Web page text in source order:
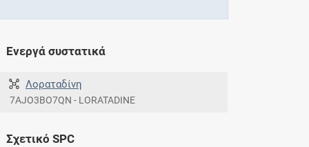
Ενεργά συστατικά
Λοραταδίνη
7AJO3BO7QN - LORATADINE
Σχετικό SPC